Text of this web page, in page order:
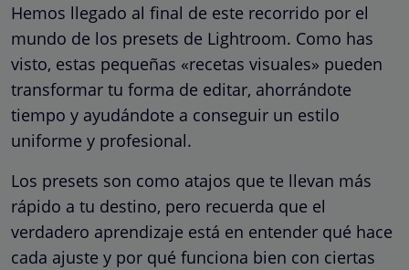
Hemos llegado al final de este recorrido por el
mundo de los presets de Lightroom. Como has
visto, estas pequeñas «recetas visuales» pueden
transformar tu forma de editar, ahorrándote
tiempo y ayudándote a conseguir un estilo
uniforme y profesional.
Los presets son como atajos que te llevan más
rápido a tu destino, pero recuerda que el
verdadero aprendizaje está en entender qué hace
cada ajuste y por qué funciona bien con ciertas